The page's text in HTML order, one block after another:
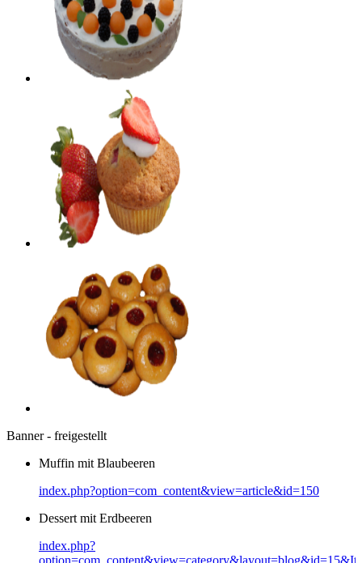
Banner - freigestellt
Muffin mit Blaubeeren
index.php?option=com_content&view=article&id=150
Dessert mit Erdbeeren
index.php?